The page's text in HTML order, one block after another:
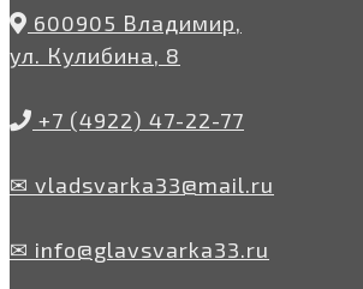
600905 Владимир,
ул. Кулибина, 8
+7 (4922) 47-22-77
✉ vladsvarka33@mail.ru
✉ info@glavsvarka33.ru